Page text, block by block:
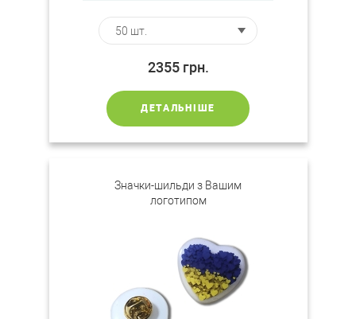
2355 грн.
ДЕТАЛЬНІШЕ
Значки-шильди з Вашим
логотипом